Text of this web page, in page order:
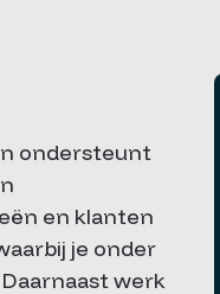
ondersteunt
en klanten
je onder
werk